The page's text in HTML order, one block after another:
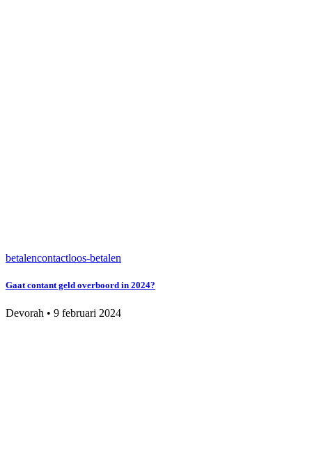
betalencontactloos-betalen
Gaat contant geld overboord in 2024?
Devorah • 9 februari 2024